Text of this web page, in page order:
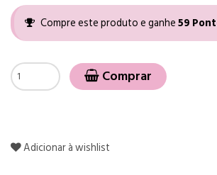
Compre este produto e ganhe59
Comprar
Adicionar à wishlist